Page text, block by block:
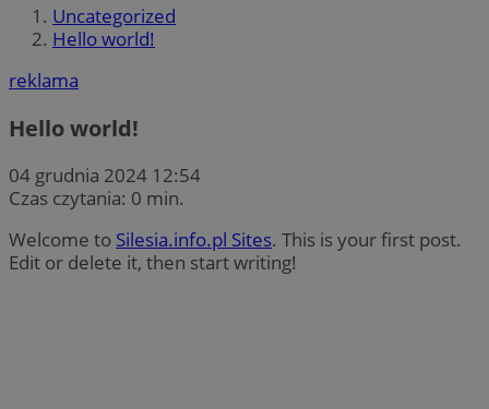
Uncategorized
Hello world!
reklama
Hello world!
04 grudnia 2024 12:54
Czas czytania: 0 min.
Welcome to Silesia.info.pl Sites. This is your first post.
Edit or delete it, then start writing!